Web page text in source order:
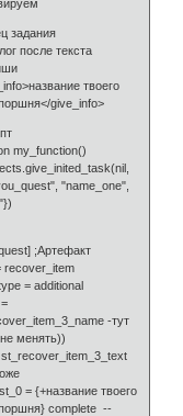
задания
после текста
твоего
give_info>
my_function()
"name_one",
;Артефакт
recover_item
= additional
-тут
менять))
= {+название твоего
complete --